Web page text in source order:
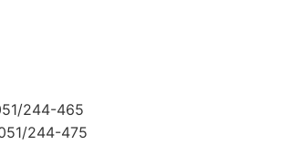
244-465
244-475